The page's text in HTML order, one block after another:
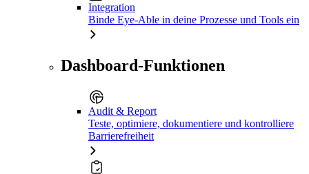
Integration
Binde Eye-Able in deine Prozesse und Tools ein
Dashboard-Funktionen
Audit & Report
Teste, optimiere, dokumentiere und kontrolliere
Barrierefreiheit